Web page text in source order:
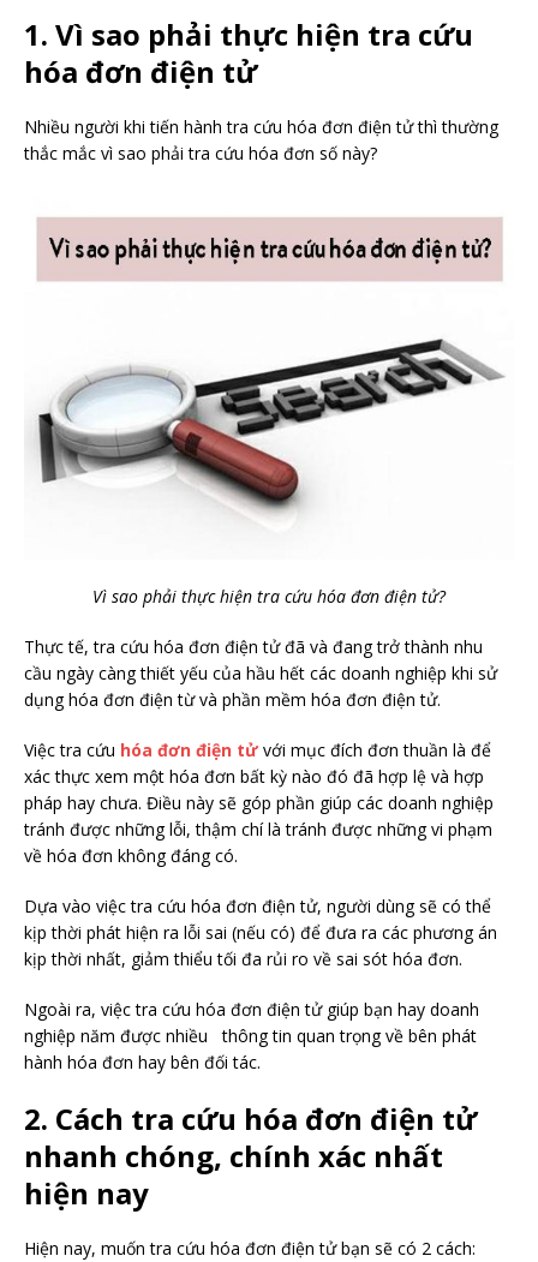
1. Vì sao phải thực hiện tra cứu
hóa đơn điện tử
Nhiều người khi tiến hành tra cứu hóa đơn điện tử thì thường
thắc mắc vì sao phải tra cứu hóa đơn số này?
Vì sao phải thực hiện tra cứu hóa đơn điện tử?
Thực tế, tra cứu hóa đơn điện tử đã và đang trở thành nhu
cầu ngày càng thiết yếu của hầu hết các doanh nghiệp khi sử
dụng hóa đơn điện từ và phần mềm hóa đơn điện tử.
Việc tra cứu hóa đơn điện tửvới mục đích đơn thuần là để
xác thực xem một hóa đơn bất kỳ nào đó đã hợp lệ và hợp
pháp hay chưa. Điều này sẽ góp phần giúp các doanh nghiệp
tránh được những lỗi, thậm chí là tránh được những vi phạm
về hóa đơn không đáng có.
Dựa vào việc tra cứu hóa đơn điện tử, người dùng sẽ có thể
kịp thời phát hiện ra lỗi sai (nếu có) để đưa ra các phương án
kịp thời nhất, giảm thiểu tối đa rủi ro về sai sót hóa đơn.
Ngoài ra, việc tra cứu hóa đơn điện tử giúp bạn hay doanh
nghiệp năm được nhiều thông tin quan trọng về bên phát
hành hóa đơn hay bên đối tác.
2. Cách tra cứu hóa đơn điện tử
nhanh chóng, chính xác nhất
hiện nay
Hiện nay, muốn tra cứu hóa đơn điện tử bạn sẽ có 2 cách: